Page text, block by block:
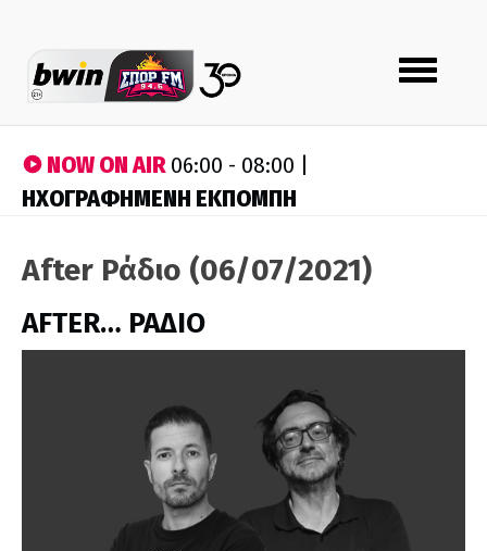
Toggle
navigation
NOW ON AIR06:00 - 08:00 |
ΗΧΟΓΡΑΦΗΜΕΝΗ ΕΚΠΟΜΠΗ
After Ράδιο (06/07/2021)
AFTER… ΡΑΔΙΟ